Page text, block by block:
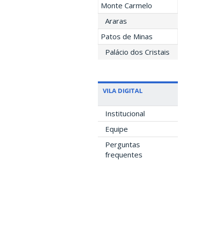
Monte Carmelo
Araras
Patos de Minas
Palácio dos Cristais
VILA DIGITAL
Institucional
Equipe
Perguntas
frequentes